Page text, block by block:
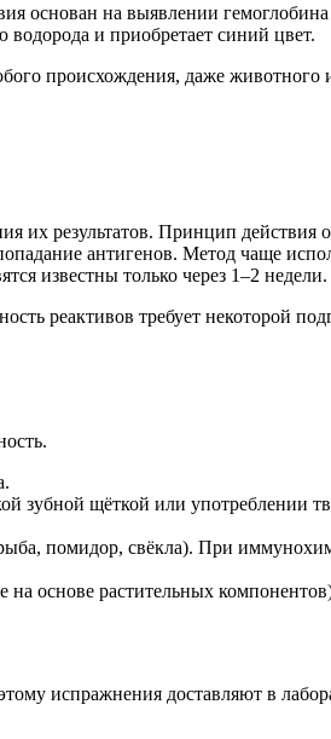
основан на выявлении
водорода и приобретает синий цвет.
происхождения, даже животного
их результатов. Принцип действия
антигенов. Метод чаще
известны только через 1–2 недели.
реактивов требует некоторой
зубной щёткой или употреблении
помидор, свёкла). При
на основе растительных
испражнения доставляют в